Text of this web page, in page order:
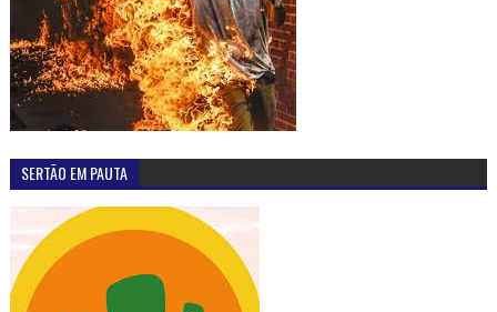
SERTÃO EM PAUTA